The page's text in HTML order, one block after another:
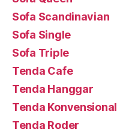
Sofa Scandinavian
Sofa Single
Sofa Triple
Tenda Cafe
Tenda Hanggar
Tenda Konvensional
Tenda Roder